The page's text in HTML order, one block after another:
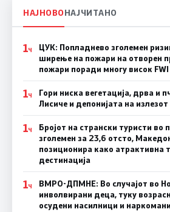
НАЈНОВОНАЈЧИТАНО
1Ч
ЦУК: Попладнево зголемен
ширење на пожари на отворен
пожари поради многу висок FWI
1Ч
Гори ниска вегетација, дрва и
Лисиче и депонијата на
1Ч
Бројот на странски туристи во
зголемен за 23,6 отсто,
позиционира како атрактивна
дестинација
1Ч
ВМРО-ДПМНЕ: Во случајот во
инволвирани деца, туку
осудени насилници и наркомани